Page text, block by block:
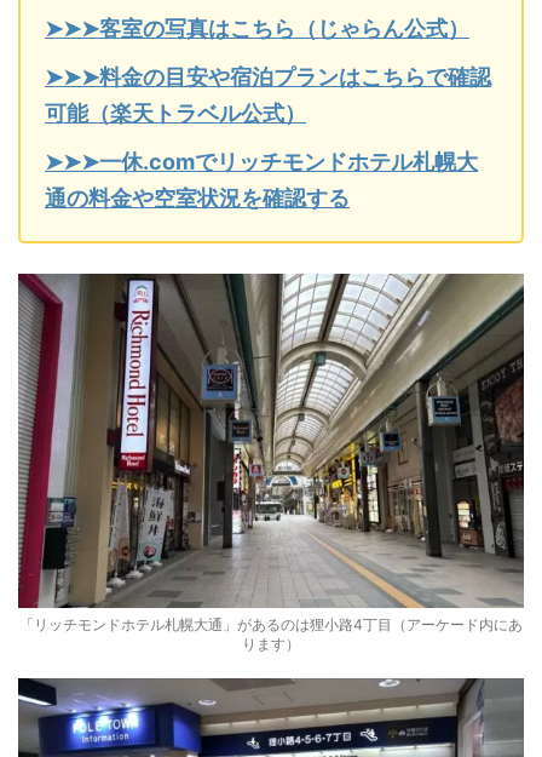
➤➤➤客室の写真はこちら（じゃらん公式）
➤➤➤料金の目安や宿泊プランはこちらで確認
可能（楽天トラベル公式）
➤➤➤一休.comでリッチモンドホテル札幌大
通の料金や空室状況を確認する
「リッチモンドホテル札幌大通」があるのは狸小路4丁目（アーケード内にあ
ります）